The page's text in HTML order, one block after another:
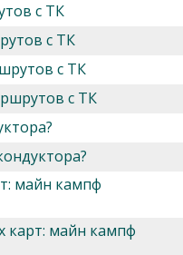
с ТК
с ТК
с ТК
с ТК
майн кампф
карт: майн кампф